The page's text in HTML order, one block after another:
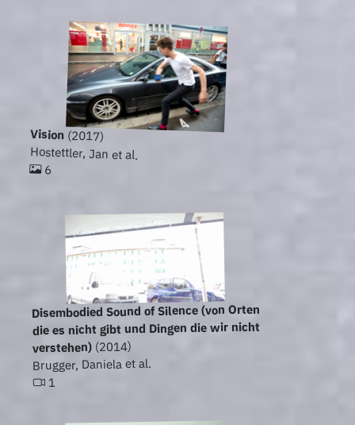
Vision (2017)
Hostettler, Jan et al.
6
Disembodied Sound of Silence (von Orten
die es nicht gibt und Dingen die wir nicht
verstehen)(2014)
Brugger, Daniela et al.
1